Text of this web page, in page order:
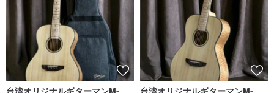
台湾オリジナルギターマンM-
台湾オリジナルギターマンM-